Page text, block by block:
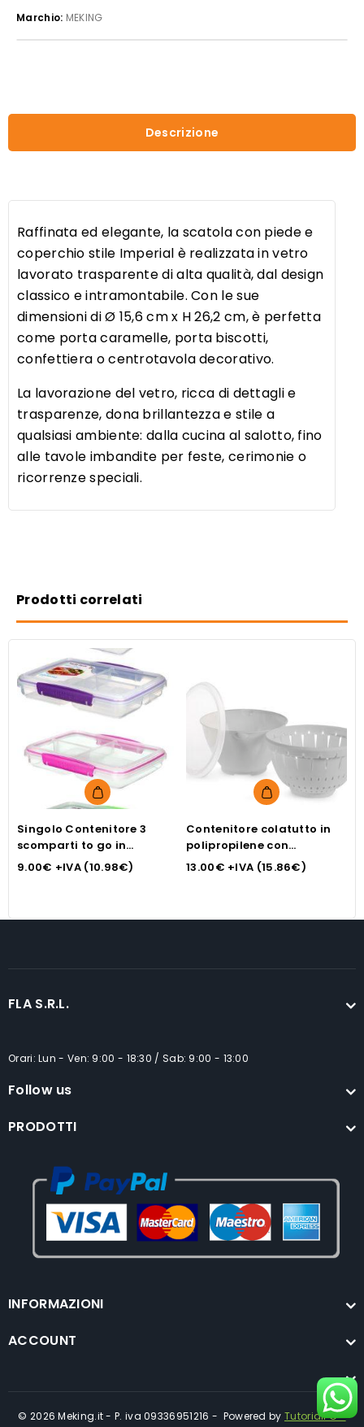
Marchio: MEKING
Descrizione
Raffinata ed elegante, la scatola con piede e
coperchio stile Imperial è realizzata in vetro
lavorato trasparente di alta qualità, dal design
classico e intramontabile. Con le sue
dimensioni di Ø 15,6 cm x H 26,2 cm, è perfetta
come porta caramelle, porta biscotti,
confettiera o centrotavola decorativo.
La lavorazione del vetro, ricca di dettagli e
trasparenze, dona brillantezza e stile a
qualsiasi ambiente: dalla cucina al salotto, fino
alle tavole imbandite per feste, cerimonie o
ricorrenze speciali.
Prodotti correlati
Singolo Contenitore 3
scomparti to go in
polipropilene colore
9.00€ +IVA (10.98€)
Contenitore colatutto in
polipropilene con
coperchio grigio cm18
13.00€ +IVA (15.86€)
FLA S.R.L.
Orari: Lun - Ven: 9:00 - 18:30 / Sab: 9:00 - 13:00
Follow us
PRODOTTI
INFORMAZIONI
ACCOUNT
© 2026 Meking.it - P. iva 09336951216 - Powered by TutorialPC -